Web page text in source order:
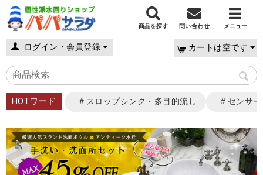
商品を探す 問い合わせ メニュー
ログイン・会員登録 カートは空です
HOTワード ＃スロップシンク・多目的流し ＃センサ